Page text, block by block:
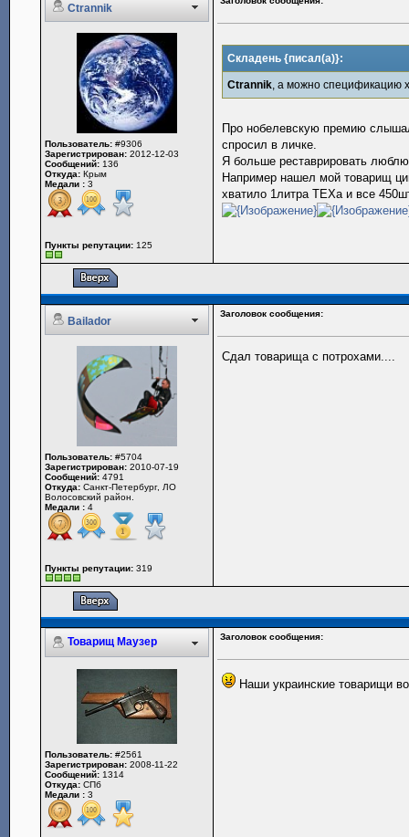
Ctrannik
Пользователь: #9306
Зарегистрирован: 2012-12-03
Сообщений: 136
Откуда: Крым
Медали : 3
Пункты репутации: 125
Складень {писал(а)}:
Ctrannik , а можно спецификацию
Про нобелевскую премию
спросил в личке.
Я больше реставрировать люблю
Например нашел мой товарищ
хватило 1литра ТЕХа и все
Bailador
Заголовок сообщения:
Пользователь: #5704
Зарегистрирован: 2010-07-19
Сообщений: 4791
Откуда: Санкт-Петербург, ЛО
Волосовский район.
Медали : 4
Пункты репутации: 319
Сдал товарища с потрохами....
Товарищ Маузер Заголовок сообщения:
Пользователь: #2561
Зарегистрирован: 2008-11-22
Сообщений: 1314
Откуда: СПб
Медали : 3
Наши украинские товарищи